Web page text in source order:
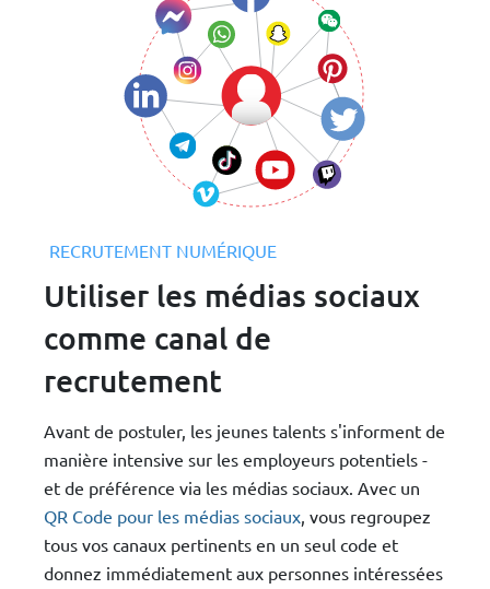
RECRUTEMENT NUMÉRIQUE
Utiliser les médias sociaux
comme canal de
recrutement
Avant de postuler, les jeunes talents s'informent de
manière intensive sur les employeurs potentiels -
et de préférence via les médias sociaux. Avec un
QR Code pour les médias sociaux , vous regroupez
tous vos canaux pertinents en un seul code et
donnez immédiatement aux personnes intéressées